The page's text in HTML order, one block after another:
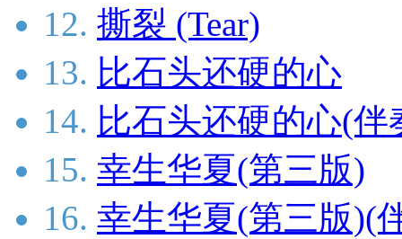
12. 撕裂 (Tear)
13. 比石头还硬的心
14. 比石头还硬的心(伴
15. 幸生华夏(第三版)
16. 幸生华夏(第三版)(